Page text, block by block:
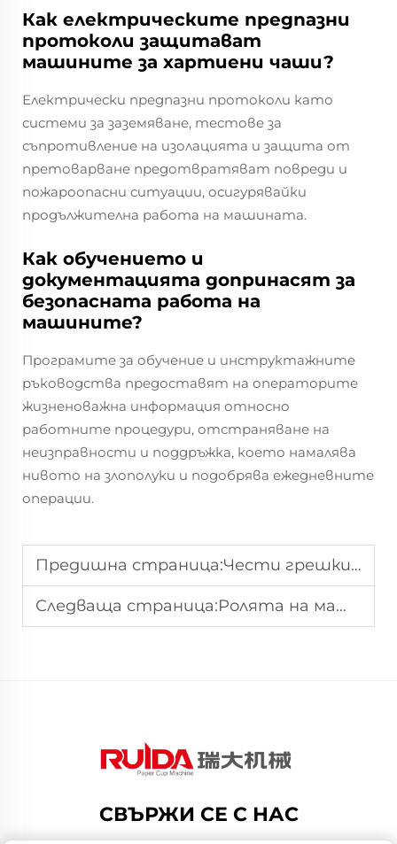
Как електрическите предпазни
протоколи защитават
машините за хартиени чаши?
Електрически предпазни протоколи като
системи за заземяване, тестове за
съпротивление на изолацията и защита от
претоварване предотвратяват повреди и
пожароопасни ситуации, осигурявайки
продължителна работа на машината.
Как обучението и
документацията допринасят за
безопасната работа на
машините?
Програмите за обучение и инструктажните
ръководства предоставят на операторите
жизненоважна информация относно
работните процедури, отстраняване на
неизправности и поддръжка, което намалява
нивото на злополуки и подобрява ежедневните
операции.
Предишна страница:Чести грешки, които трябва да се избягват при работа с машина за производство на хартиени чаши
Следваща страница:Ролята на машината за хартиени чаши в устойчивото опаковане на храна
СВЪРЖИ СЕ С НАС